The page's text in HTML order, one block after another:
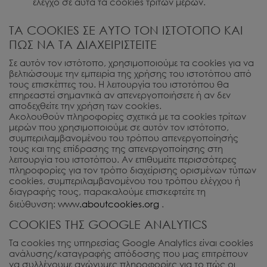
ΤΑ COOKIES ΣΕ ΑΥΤΟ ΤΟΝ ΙΣΤΟΤΟΠΟ ΚΑΙ
ΠΩΣ ΝΑ ΤΑ ΔΙΑΧΕΙΡΙΣΤΕΙΤΕ
Σε αυτόν τον ιστότοπο, χρησιμοποιούμε τα cookies για να
βελτιώσουμε την εμπειρία της χρήσης του ιστοτόπου από
τους επισκέπτες του. Η λειτουργία του ιστοτόπου θα
επηρεαστεί σημαντικά αν απενεργοποιήσετε ή αν δεν
αποδεχθείτε την χρήση των cookies.
Ακολουθούν πληροφορίες σχετικά με τα cookies τρίτων
μερών που χρησιμοποιούμε σε αυτόν τον ιστότοπο,
συμπεριλαμβανομένου του τρόπου απενεργοποίησής
τους και της επίδρασης της απενεργοποίησης στη
λειτουργία του ιστοτόπου. Αν επιθυμείτε περισσότερες
πληροφορίες για τον τρόπο διαχείρισης ορισμένων τύπων
cookies, συμπεριλαμβανομένου του τρόπου ελέγχου ή
διαγραφής τους, παρακαλούμε επισκεφτείτε τη
διεύθυνση: www.aboutcookies.org .
COOKIES ΤΗΣ GOOGLE ANALYTICS
Τα cookies της υπηρεσίας Google Analytics είναι cookies
ανάλυσης/καταγραφής απόδοσης που μας επιτρέπουν
να συλλέγουμε ανώνυμες πληροφορίες για το πώς οι